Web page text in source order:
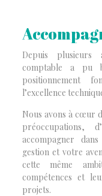
Depuis plusieurs
comptable a pu
positionnement
l’excellence
Nous avons à cœur
préoccupations,
accompagner
gestion et votre
cette même
compétences et
projets.